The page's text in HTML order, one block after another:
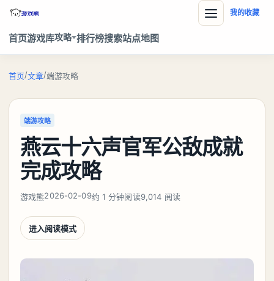
首页游戏库攻略 排行榜搜索站点地图
我的收藏
首页/文章/端游攻略
端游攻略
燕云十六声官军公敌成就
完成攻略
游戏熊2026-02-09约 1 分钟阅读9,014 阅读
进入阅读模式